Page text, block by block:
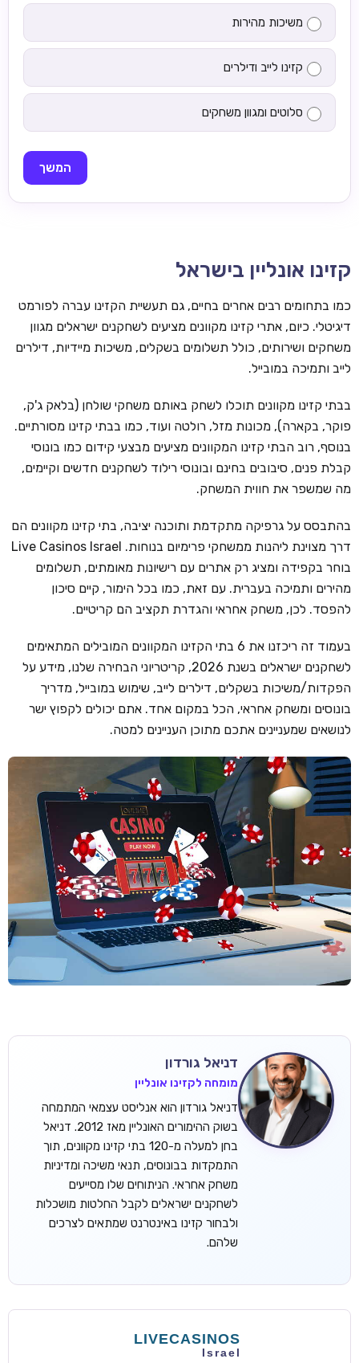
משיכות מהירות
קזינו לייב ודילרים
סלוטים ומגוון משחקים
המשך
קזינו אונליין בישראל
כמו בתחומים רבים אחרים בחיים, גם תעשיית הקזינו עברה לפורמט
דיגיטלי. כיום, אתרי קזינו מקוונים מציעים לשחקנים ישראלים מגוון
משחקים ושירותים, כולל תשלומים בשקלים, משיכות מיידיות, דילרים
לייב ותמיכה במובייל.
בבתי קזינו מקוונים תוכלו לשחק באותם משחקי שולחן (בלאק ג'ק,
פוקר, בקארה), מכונות מזל, רולטה ועוד, כמו בבתי קזינו מסורתיים.
בנוסף, רוב הבתי קזינו המקוונים מציעים מבצעי קידום כמו בונוסי
קבלת פנים, סיבובים בחינם ובונוסי רילוד לשחקנים חדשים וקיימים,
מה שמשפר את חווית המשחק.
בהתבסס על גרפיקה מתקדמת ותוכנה יציבה, בתי קזינו מקוונים הם
דרך מצוינת ליהנות ממשחקי פרימיום בנוחות. Live Casinos Israel
בוחר בקפידה ומציג רק אתרים עם רישיונות מאומתים, תשלומים
מהירים ותמיכה בעברית. עם זאת, כמו בכל הימור, קיים סיכון
להפסד. לכן, משחק אחראי והגדרת תקציב הם קריטיים.
בעמוד זה ריכזנו את 6 בתי הקזינו המקוונים המובילים המתאימים
לשחקנים ישראלים בשנת 2026, קריטריוני הבחירה שלנו, מידע על
הפקדות/משיכות בשקלים, דילרים לייב, שימוש במובייל, מדריך
בונוסים ומשחק אחראי, הכל במקום אחד. אתם יכולים לקפוץ ישר
לנושאים שמעניינים אתכם מתוכן העניינים למטה.
דניאל גורדון
מומחה לקזינו אונליין
דניאל גורדון הוא אנליסט עצמאי המתמחה
בשוק ההימורים האונליין מאז 2012. דניאל
בחן למעלה מ-120 בתי קזינו מקוונים, תוך
התמקדות בבונוסים, תנאי משיכה ומדיניות
משחק אחראי. הניתוחים שלו מסייעים
לשחקנים ישראלים לקבל החלטות מושכלות
ולבחור קזינו באינטרנט שמתאים לצרכים
שלהם.